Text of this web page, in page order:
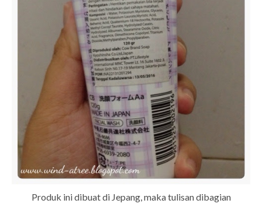
Produk ini dibuat di Jepang, maka tulisan dibagian